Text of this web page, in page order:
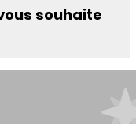
souhaite